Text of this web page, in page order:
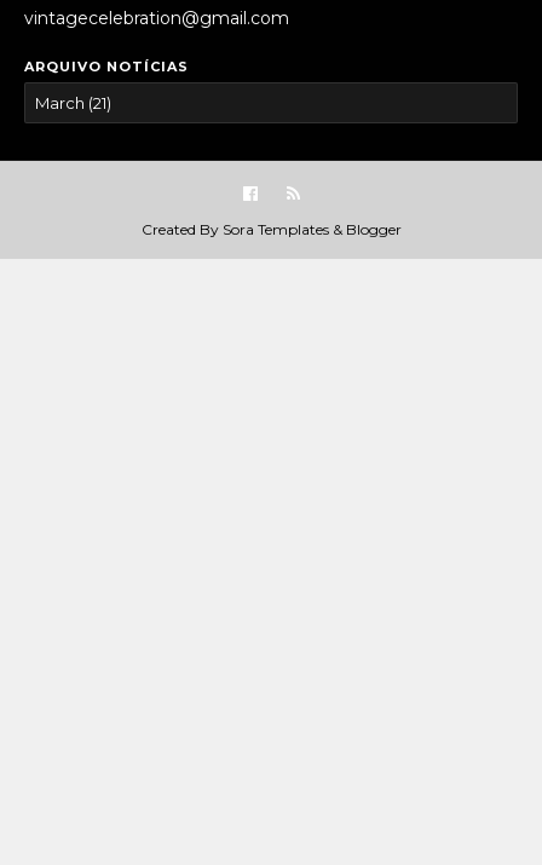
vintagecelebration@gmail.com
ARQUIVO NOTÍCIAS
Created By Sora Templates& Blogger